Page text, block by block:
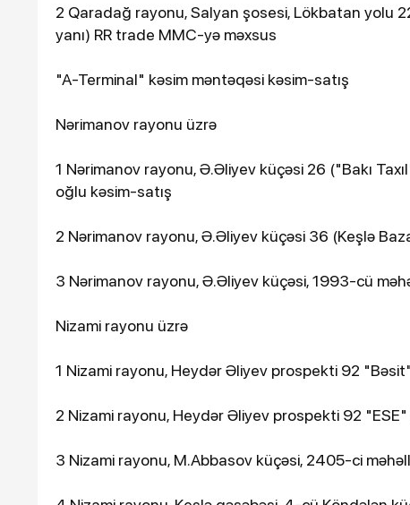
2 Qaradağ rayonu, Salyan şosesi, Lökbatan yolu
yanı) RR trade MMC-yə məxsus
"A-Terminal" kəsim məntəqəsi kəsim-satış
Nərimanov rayonu üzrə
1 Nərimanov rayonu, Ə.Əliyev küçəsi 26 ("Bakı
oğlu kəsim-satış
2 Nərimanov rayonu, Ə.Əliyev küçəsi 36 (Keşlə
3 Nərimanov rayonu, Ə.Əliyev küçəsi, 1993-cü
Nizami rayonu üzrə
1 Nizami rayonu, Heydər Əliyev prospekti 92
2 Nizami rayonu, Heydər Əliyev prospekti 92
3 Nizami rayonu, M.Abbasov küçəsi, 2405-ci